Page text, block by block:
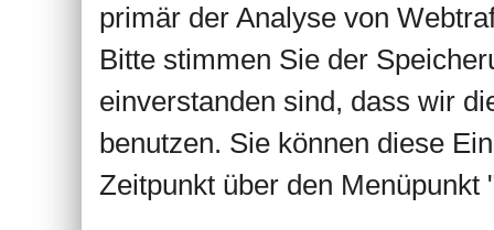
primär der Analyse von
Bitte stimmen Sie der
einverstanden sind, dass wir
benutzen. Sie können diese
Zeitpunkt über den Menüpunkt